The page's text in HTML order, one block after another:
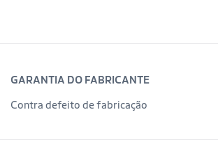
GARANTIA DO FABRICANTE
Contra defeito de fabricação